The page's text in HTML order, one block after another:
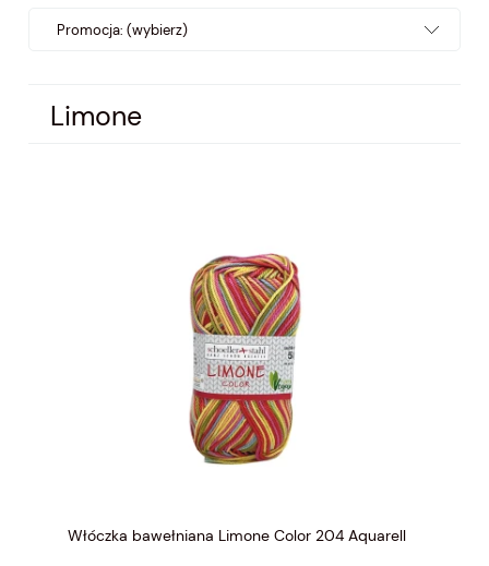
Promocja: (wybierz)
Limone
Włóczka bawełniana Limone Color 204 Aquarell